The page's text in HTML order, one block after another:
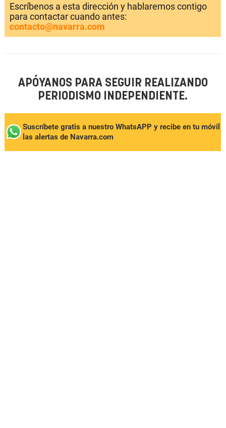
Escríbenos a esta dirección y hablaremos contigo
para contactar cuando antes:
contacto@navarra.com
APÓYANOS PARA SEGUIR REALIZANDO
PERIODISMO INDEPENDIENTE.
Suscríbete gratis a nuestro WhatsAPP y recibe en tu móvil
las alertas de Navarra.com